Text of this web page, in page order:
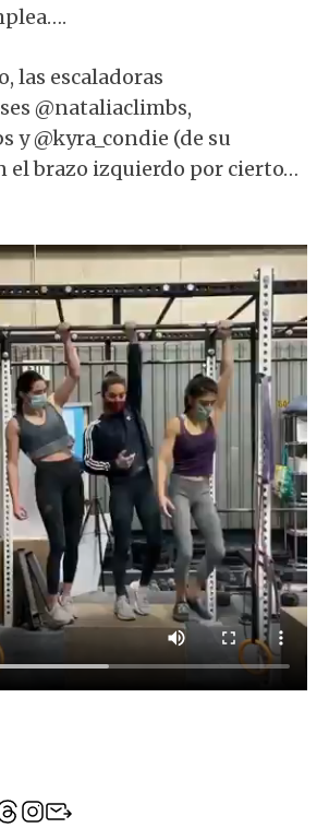
las escaladoras
@nataliaclimbs,
y @kyra_condie (de su
el brazo izquierdo por cierto…